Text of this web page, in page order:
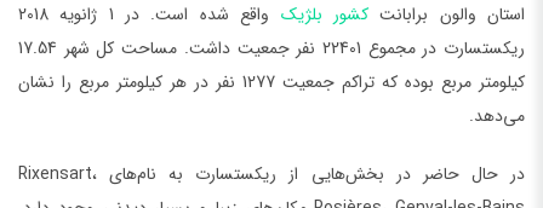
استان والون برابانتکشور بلژیک
واقع شده است. در 1 ژانویه 2018
ریکستسارت در مجموع 22401 نفر جمعیت داشت. مساحت کل شهر 17.54
کیلومتر مربع بوده که تراکم جمعیت 1277 نفر در هر کیلومتر مربع را نشان
می‌دهد.
در حال حاضر در بخش‌هایی از ریکستسارت به نام‌های Rixensart،